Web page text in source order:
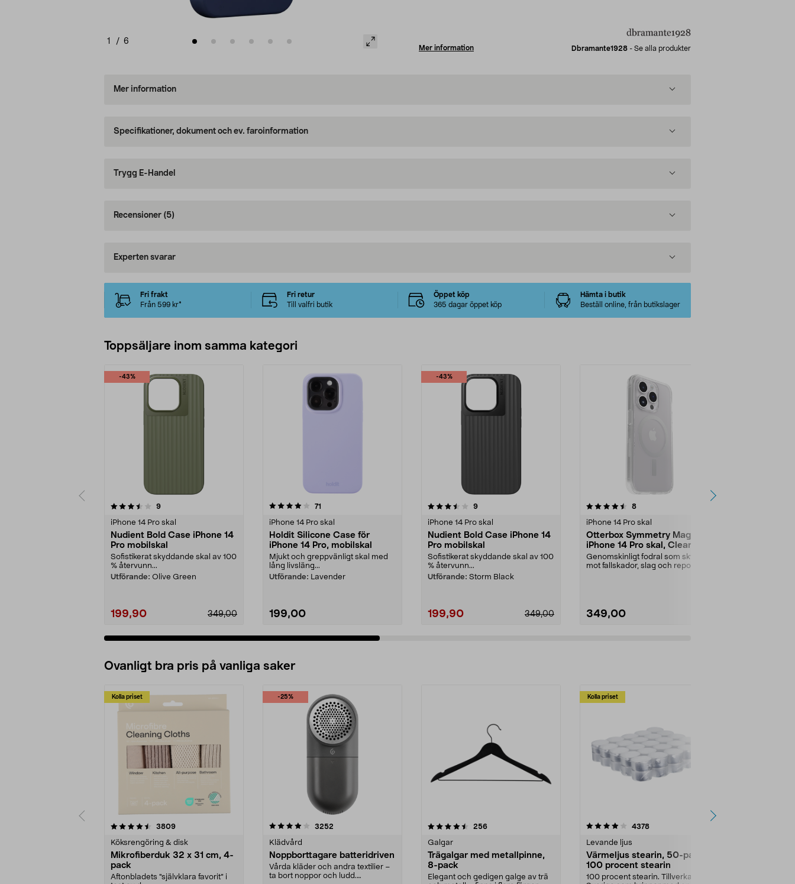
1 / 6
Mer information Dbramante1928 - Se alla produkter
Mer information
Specifikationer, dokument och ev. faroinformation
Trygg E-Handel
Recensioner (5)
Experten svarar
Fri frakt
Från 599 kr*
Fri retur
Till valfri butik
Öppet köp
365 dagar öppet köp
Hämta i butik
Beställ online, från butikslager
Toppsäljare inom samma kategori
-43%
9recensioner
iPhone 14 Pro skal
Nudient Bold Case iPhone 14
Pro mobilskal
Sofistikerat skyddande skal av 100
% återvunn...
Utförande: Olive Green
199,90 349,00
4.0 av 5 stjärnor 71
iPhone 14 Pro skal
Holdit Silicone Case för
iPhone 14 Pro, mobilskal
Mjukt och greppvänligt skal med
lång livsläng...
Utförande: Lavender
199,00
-43%
3.5 av 5 stjärnor 9recensioner
iPhone 14 Pro skal
Nudient Bold Case iPhone 14
Pro mobilskal
Sofistikerat skyddande skal av 100
% återvunn...
Utförande: Storm Black
199,90 349,00
4.5 av 5 stjärnor 8recensioner
iPhone 14 Pro skal
Otterbox Symmetry MagSafe
iPhone 14 Pro skal, Clear
Genomskinligt fodral som skyddar
mot fallskador, slag och repor. Pro
349,00
4.0 av 5 stjärnor
Ovanligt bra pris på vanliga saker
Kolla priset
3809recensioner
Köksrengöring & disk
Mikrofiberduk 32 x 31 cm, 4-
pack
Aftonbladets "självklara favorit” i
-25%
4.0av 5 stjärnor 3252
Klädvård
Noppborttagare batteridriven
Vårda kläder och andra textilier –
ta bort noppor och ludd.
4.5av 5 stjärnor 256recensioner
Galgar
Trägalgar med metallpinne,
8-pack
Elegant och gedigen galge av trä
Kolla priset
4.0av 5 stjärnor 4378recensioner
Levande ljus
Värmeljus stearin, 50-pack,
100 procent stearin
100 procent stearin. Tillverkade i
4.5av 5 stjärnor